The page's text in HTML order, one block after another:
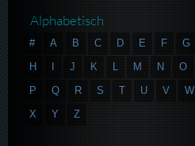
Alphabetisch
# A B C D E F
G
H
J K L M N
O
P
Q R S T U V
W
X
Y Z